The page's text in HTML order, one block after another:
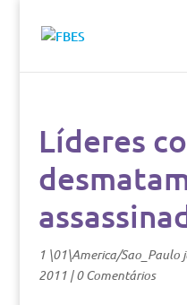
Líderes
1 \01\America/
2011|0 Comentários